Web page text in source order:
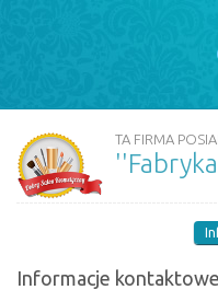
TA FIRMA
Informacje kontaktowe